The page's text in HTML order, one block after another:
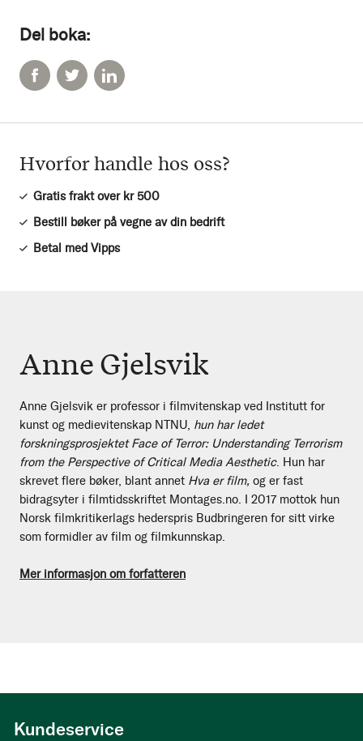
Del boka:
Hvorfor handle hos oss?
Gratis frakt over kr 500
Bestill bøker på vegne av din bedrift
Betal med Vipps
Anne Gjelsvik
Anne Gjelsvik er professor i filmvitenskap ved Institutt for
kunst og medievitenskap NTNU, hun har ledet
forskningsprosjektet Face of Terror: Understanding Terrorism
from the Perspective of Critical Media Aesthetic. Hun har
skrevet flere bøker, blant annet Hva er film, og er fast
bidragsyter i filmtidsskriftet Montages.no. I 2017 mottok hun
Norsk filmkritikerlags hederspris Budbringeren for sitt virke
som formidler av film og filmkunnskap.
Mer informasjon om forfatteren
Kundeservice